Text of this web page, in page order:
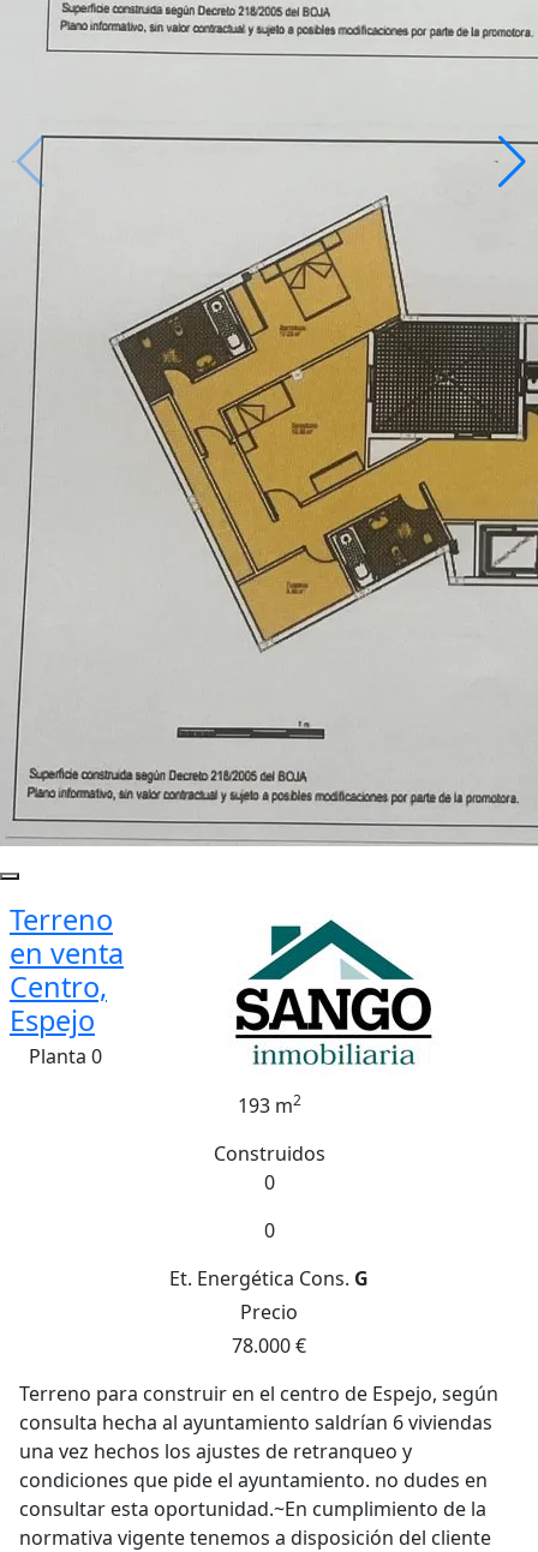
Terreno
en venta
Centro,
Espejo
Planta 0
193 m2
Construidos
0
0
Et. Energética Cons. G
Precio
78.000 €
Terreno para construir en el centro de Espejo, según
consulta hecha al ayuntamiento saldrían 6 viviendas
una vez hechos los ajustes de retranqueo y
condiciones que pide el ayuntamiento. no dudes en
consultar esta oportunidad.~En cumplimiento de la
normativa vigente tenemos a disposición del cliente